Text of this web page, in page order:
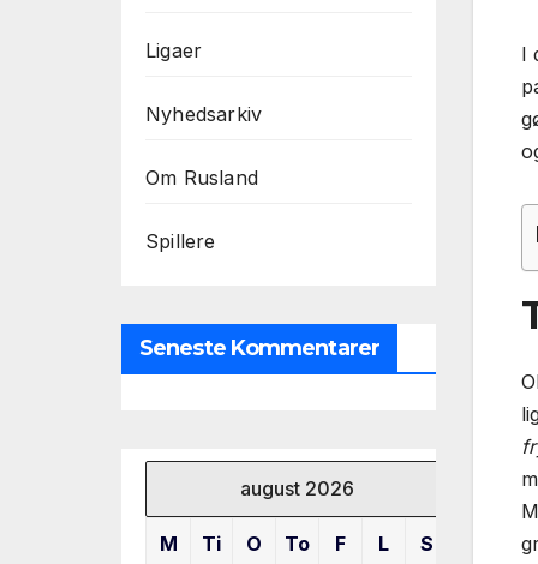
Ligaer
Nyhedsarkiv
Om Rusland
Spillere
Seneste Kommentarer
august 2026
M Ti O To F L S
I